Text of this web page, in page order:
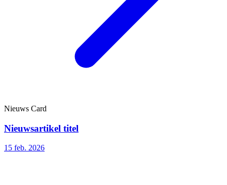
Nieuws Card
Nieuwsartikel titel
15 feb. 2026